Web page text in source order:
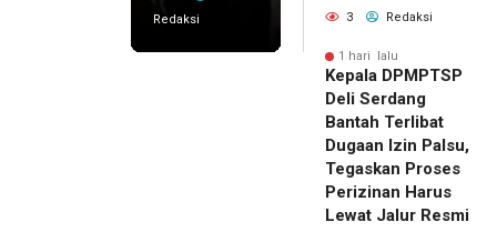
Redaksi
3 Redaksi
1 hari lalu
Kepala DPMPTSP
Deli Serdang
Bantah Terlibat
Dugaan Izin Palsu,
Tegaskan Proses
Perizinan Harus
Lewat Jalur Resmi